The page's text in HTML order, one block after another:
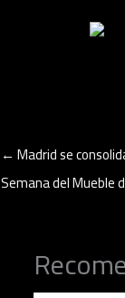
← Madrid se
Semana del Mueble